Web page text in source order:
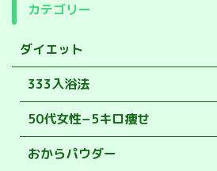
カテゴリー
ダイエット
333入浴法
50代女性−5キロ痩せ
おからパウダー